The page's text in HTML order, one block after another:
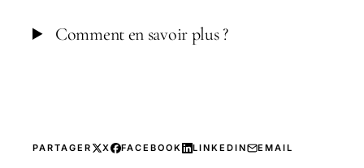
Comment en savoir plus ?
PARTAGER X FACEBOOK LINKEDIN EMAIL